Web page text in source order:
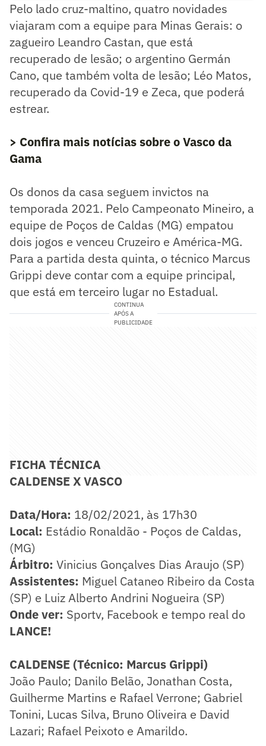
Pelo lado cruz-maltino, quatro novidades
viajaram com a equipe para Minas Gerais: o
zagueiro Leandro Castan, que está
recuperado de lesão; o argentino Germán
Cano, que também volta de lesão; Léo Matos,
recuperado da Covid-19 e Zeca, que poderá
estrear.
> Confira mais notícias sobre o Vasco da
Gama
Os donos da casa seguem invictos na
temporada 2021. Pelo Campeonato Mineiro, a
equipe de Poços de Caldas (MG) empatou
dois jogos e venceu Cruzeiro e América-MG.
Para a partida desta quinta, o técnico Marcus
Grippi deve contar com a equipe principal,
que está em terceiro lugar no Estadual.
CONTINUA
APÓS A
PUBLICIDADE
FICHA TÉCNICA
CALDENSE X VASCO
Data/Hora: 18/02/2021, às 17h30
Local: Estádio Ronaldão - Poços de Caldas,
(MG)
Árbitro: Vinicius Gonçalves Dias Araujo (SP)
Assistentes: Miguel Cataneo Ribeiro da Costa
(SP) e Luiz Alberto Andrini Nogueira (SP)
Onde ver: Sportv, Facebook e tempo real do
LANCE!
CALDENSE (Técnico: Marcus Grippi)
João Paulo; Danilo Belão, Jonathan Costa,
Guilherme Martins e Rafael Verrone; Gabriel
Tonini, Lucas Silva, Bruno Oliveira e David
Lazari; Rafael Peixoto e Amarildo.